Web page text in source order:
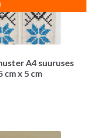
A4 suuruses
cm x 5 cm